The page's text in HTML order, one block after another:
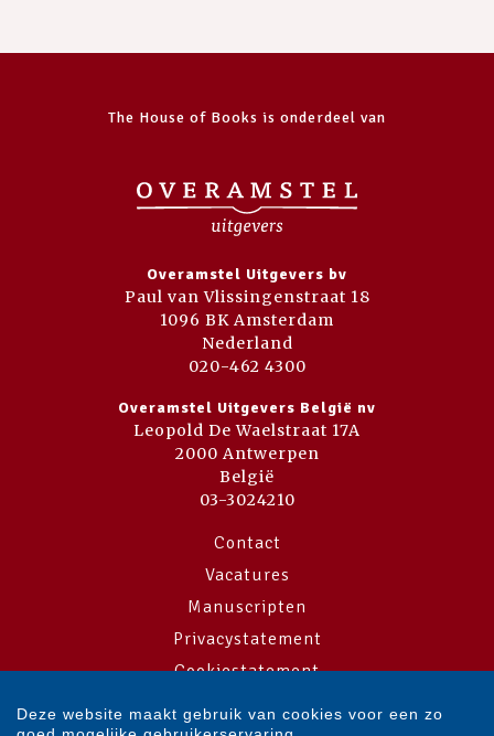
The House of Books is onderdeel van
Overamstel Uitgevers bv
Paul van Vlissingenstraat 18
1096 BK Amsterdam
Nederland
020-462 4300
Overamstel Uitgevers België nv
Leopold De Waelstraat 17A
2000 Antwerpen
België
03-3024210
Contact
Vacatures
Manuscripten
Privacystatement
Cookiestatement
Cookie-instellingen
Deze website maakt gebruik van cookies voor een zo